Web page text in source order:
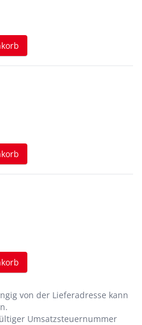
von der Lieferadresse kann
Umsatzsteuernummer